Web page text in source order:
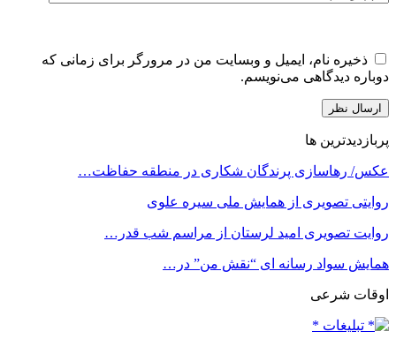
ذخیره نام، ایمیل و وبسایت من در مرورگر برای زمانی که
دوباره دیدگاهی می‌نویسم.
پربازدیدترین ها
عکس/ رهاسازی پرندگان شکاری در منطقه حفاظت…
روایتی تصویری از همایش ملی سیره علوی
روایت تصویری امید لرستان از مراسم شب قدر…
همایش سواد رسانه ای “نقش من” در…
اوقات شرعی